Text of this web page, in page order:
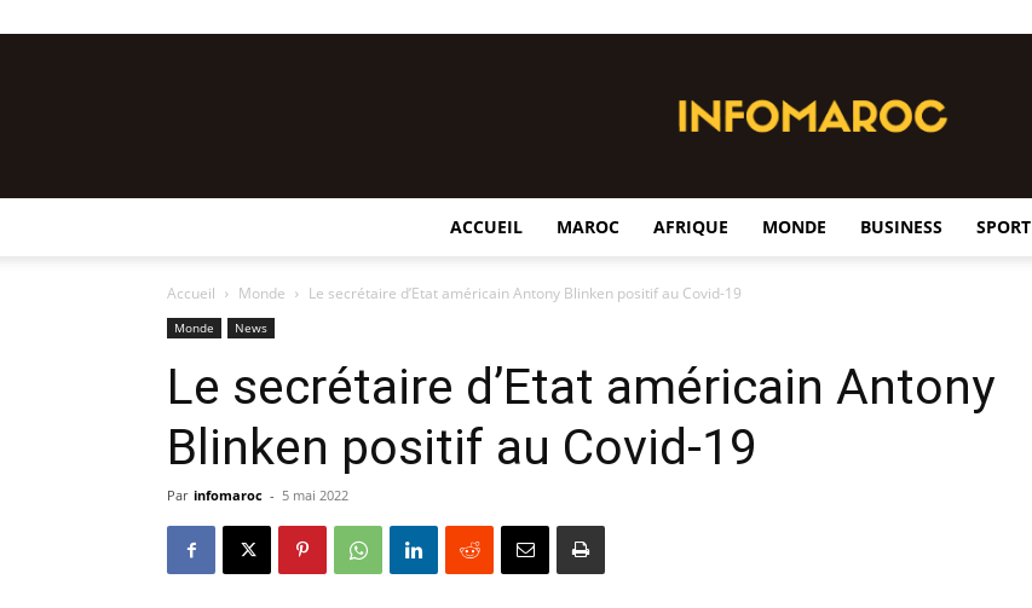
ACCUEIL MAROC AFRIQUE MONDE BUSINESS SPORT
Accueil Monde Le secrétaire d’Etat américain Antony Blinken positif au Covid-19
Monde News
Le secrétaire d’Etat américain Antony
Blinken positif au Covid-19
Par infomaroc - 5 mai 2022